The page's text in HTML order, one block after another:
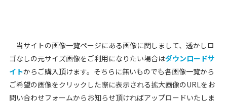
当サイトの画像一覧ページにある画像に関しまして、透かしロ
ゴなしの元サイズ画像をご利用になりたい場合はダウンロードサ
イトからご購入頂けます。そちらに無いものでも各画像一覧から
ご希望の画像をクリックした際に表示される拡大画像のURLをお
問い合わせフォームからお知らせ頂ければアップロードいたしま